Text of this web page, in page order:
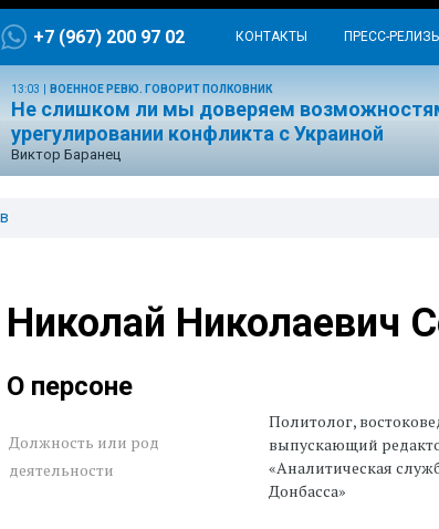
+7 (967) 200 97 02 КОНТАКТЫ ПРЕСС-РЕЛИЗЫ
13:03 ВОЕННОЕ РЕВЮ. ГОВОРИТ ПОЛКОВНИК
Не слишком ли мы доверяем
урегулировании конфликта с Украиной
Виктор Баранец
Николай Николаевич
О персоне
Должность или род
деятельности
Политолог,
выпускающий
«Аналитическая
Донбасса»